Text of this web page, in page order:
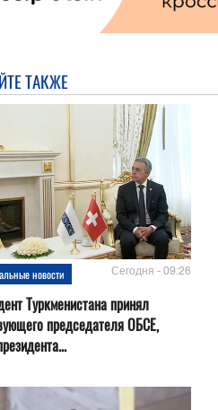
ТАКЖЕ
новости Сегодня - 09:26
Туркменистана принял
председателя ОБСЕ,